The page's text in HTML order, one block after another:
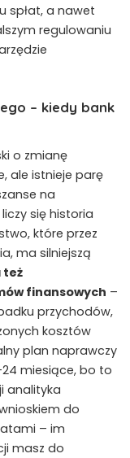
spłat, a nawet
regulowaniu
– kiedy bank
o zmianę
ale istnieje parę
na
się historia
które przez
ma silniejszą
też
finansowych –
przychodów,
kosztów
plan naprawczy
miesiące, bo to
analityka
do
– im
masz do